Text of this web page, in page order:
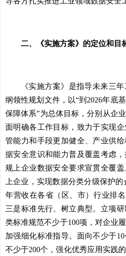
二、《实施方案》的定位和目
《实施方案》是指导未来三
纲领性规划文件，以“到2026年底
保障体系”为总体目标，分别从企
面明确各工作目标，致力于实现
管能力和手段更加健全、产业供
据安全意识和能力普及覆盖考虑
规上企业数据安全要求宣贯全覆
上企业，实现数据分类分级保护
年营收在各省（区、市）行业排名
三是标准先行、树立典型。立项
类标准规范不少于100项，对企业
加强细化标准指导。面向不少于
不少于200个，强化优秀应用实践